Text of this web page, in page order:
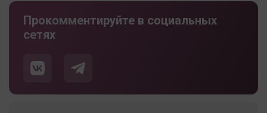
Прокомментируйте в социальных
сетях